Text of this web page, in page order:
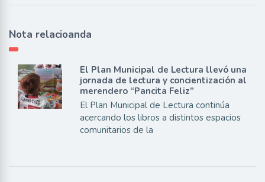
Nota relacioanda
El Plan Municipal de Lectura llevó una
jornada de lectura y concientización al
merendero “Pancita Feliz”
El Plan Municipal de Lectura continúa
acercando los libros a distintos espacios
comunitarios de la